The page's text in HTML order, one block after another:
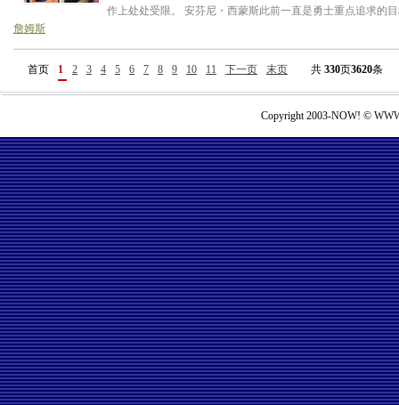
作上处处受限。 安芬尼・西蒙斯此前一直是勇士重点追求的
詹姆斯
首页 1 2 3 4 5 6 7 8 9 10 11 下一页 末页 共 330页3620条
Copyright 2003-NOW! ©